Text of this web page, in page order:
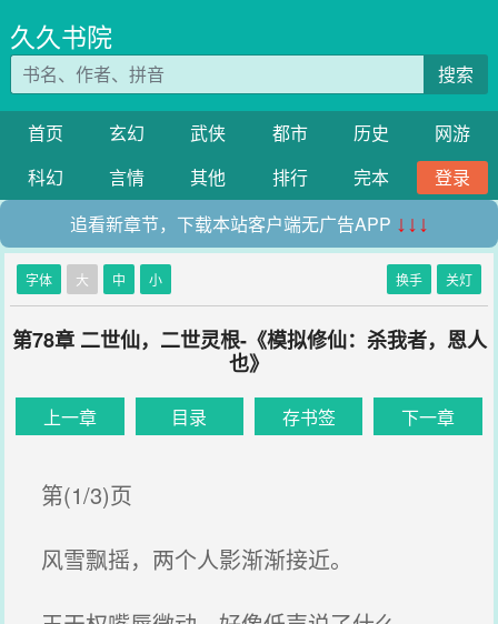
久久书院
搜索
首页 玄幻 武侠 都市 历史
网游
科幻
言情 其他 排行 完本
登录
追看新章节，下载本站客户端无广告APP ↓↓↓
字体 大 中 小 换手 关灯
第78章 二世仙，二世灵根-《模拟修仙：杀我者，恩人
也》
上一章 目录 存书签 下一章
第(1/3)页
风雪飘摇，两个人影渐渐接近。